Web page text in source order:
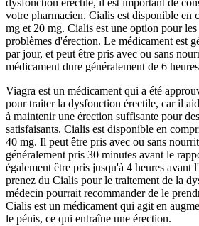
dysfonction érectile, il est important de
votre pharmacien. Cialis est disponible en
mg et 20 mg. Cialis est une option pour les
problèmes d'érection. Le médicament est
par jour, et peut être pris avec ou sans
médicament dure généralement de 6
Viagra est un médicament qui a été
pour traiter la dysfonction érectile, car il
à maintenir une érection suffisante pour
satisfaisants. Cialis est disponible en
40 mg. Il peut être pris avec ou sans
généralement pris 30 minutes avant le
également être pris jusqu'à 4 heures avant
prenez du Cialis pour le traitement de la
médecin pourrait recommander de le
Cialis est un médicament qui agit en
le pénis, ce qui entraîne une érection.